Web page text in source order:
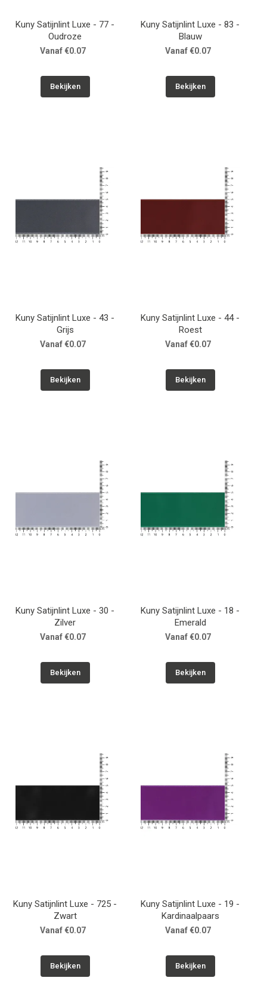
Kuny Satijnlint Luxe - 77 -
Oudroze
Vanaf €0.07
Bekijken
Kuny Satijnlint Luxe - 83 -
Blauw
Vanaf €0.07
Bekijken
Kuny Satijnlint Luxe - 43 -
Grijs
Vanaf €0.07
Bekijken
Kuny Satijnlint Luxe - 44 -
Roest
Vanaf €0.07
Bekijken
Kuny Satijnlint Luxe - 30 -
Zilver
Vanaf €0.07
Bekijken
Kuny Satijnlint Luxe - 18 -
Emerald
Vanaf €0.07
Bekijken
Kuny Satijnlint Luxe - 725 -
Zwart
Vanaf €0.07
Bekijken
Kuny Satijnlint Luxe - 19 -
Kardinaalpaars
Vanaf €0.07
Bekijken